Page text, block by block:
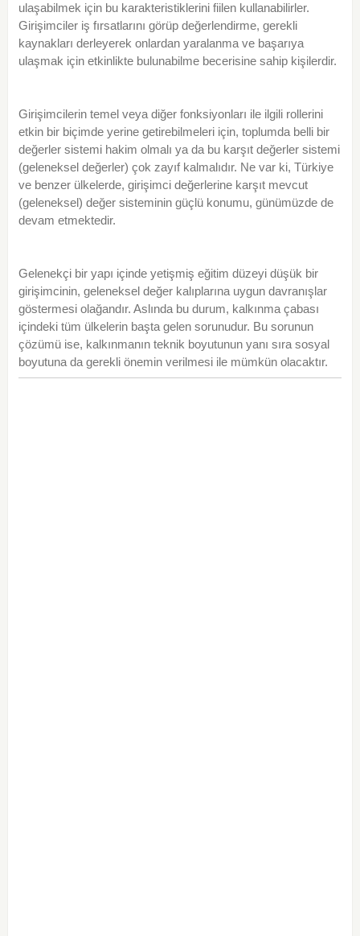
ulaşabilmek için bu karakteristiklerini fiilen kullanabilirler.
Girişimciler iş fırsatlarını görüp değerlendirme, gerekli
kaynakları derleyerek onlardan yaralanma ve başarıya
ulaşmak için etkinlikte bulunabilme becerisine sahip kişilerdir.
Girişimcilerin temel veya diğer fonksiyonları ile ilgili rollerini
etkin bir biçimde yerine getirebilmeleri için, toplumda belli bir
değerler sistemi hakim olmalı ya da bu karşıt değerler sistemi
(geleneksel değerler) çok zayıf kalmalıdır. Ne var ki, Türkiye
ve benzer ülkelerde, girişimci değerlerine karşıt mevcut
(geleneksel) değer sisteminin güçlü konumu, günümüzde de
devam etmektedir.
Gelenekçi bir yapı içinde yetişmiş eğitim düzeyi düşük bir
girişimcinin, geleneksel değer kalıplarına uygun davranışlar
göstermesi olağandır. Aslında bu durum, kalkınma çabası
içindeki tüm ülkelerin başta gelen sorunudur. Bu sorunun
çözümü ise, kalkınmanın teknik boyutunun yanı sıra sosyal
boyutuna da gerekli önemin verilmesi ile mümkün olacaktır.